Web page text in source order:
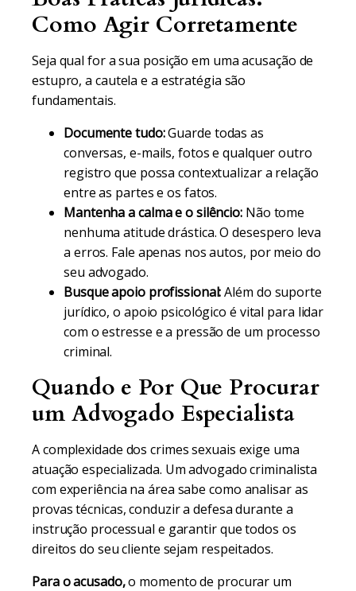
Como Agir Corretamente
Seja qual for a sua posição em uma acusação de
estupro, a cautela e a estratégia são
fundamentais.
Documente tudo:Guarde todas as
conversas, e-mails, fotos e qualquer outro
registro que possa contextualizar a relação
entre as partes e os fatos.
Mantenha a calma e o silêncio: Não tome
nenhuma atitude drástica. O desespero leva
a erros. Fale apenas nos autos, por meio do
seu advogado.
Busque apoio profissional:Além do suporte
jurídico, o apoio psicológico é vital para lidar
com o estresse e a pressão de um processo
criminal.
Quando e Por Que Procurar
um Advogado Especialista
A complexidade dos crimes sexuais exige uma
atuação especializada. Um advogado criminalista
com experiência na área sabe como analisar as
provas técnicas, conduzir a defesa durante a
instrução processual e garantir que todos os
direitos do seu cliente sejam respeitados.
Para o acusado,o momento de procurar um